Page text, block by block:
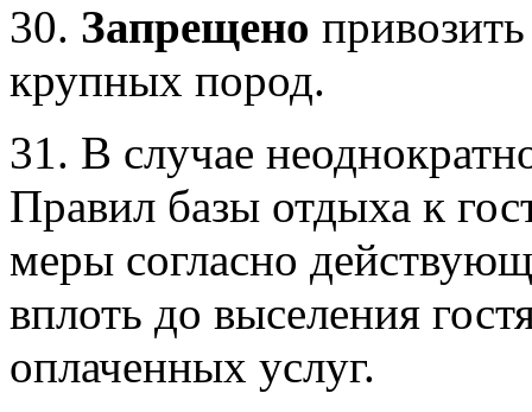
30. Запрещено
крупных пород.
31. В случае
Правил базы отдыха к
меры согласно
вплоть до выселения
оплаченных услуг.